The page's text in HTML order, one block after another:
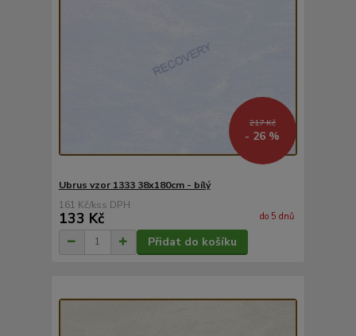
217 Kč
- 26 %
Ubrus vzor 1333 38x180cm - bílý
161 Kč/ks
133 Kč do 5 dnů
Přidat do košíku